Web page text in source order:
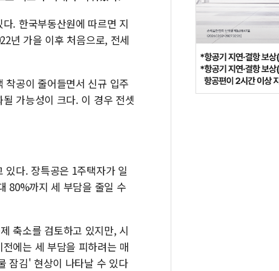
. 한국부동산원에 따르면 지
년 가을 이후 처음으로, 전세
착공이 줄어들면서 신규 입주
가능성이 크다. 이 경우 전셋
있다. 장특공은 1주택자가 일
80%까지 세 부담을 줄일 수
축소를 검토하고 있지만, 시
에는 세 부담을 피하려는 매
잠김' 현상이 나타날 수 있다